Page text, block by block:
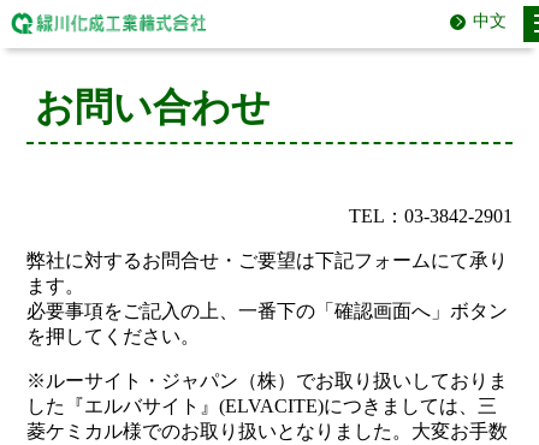
中文
お問い合わせ
TEL：03-3842-2901
弊社に対するお問合せ・ご要望は下記フォームにて承り
ます。
必要事項をご記入の上、一番下の「確認画面へ」ボタン
を押してください。
※ルーサイト・ジャパン（株）でお取り扱いしておりま
した『エルバサイト』(ELVACITE)につきましては、三
菱ケミカル様でのお取り扱いとなりました。大変お手数